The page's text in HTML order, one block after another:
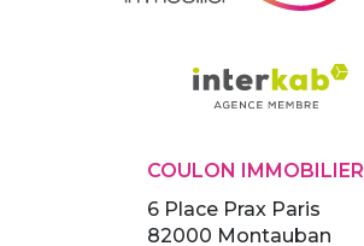
COULON IMMOBILIER
6 Place Prax Paris
82000 Montauban